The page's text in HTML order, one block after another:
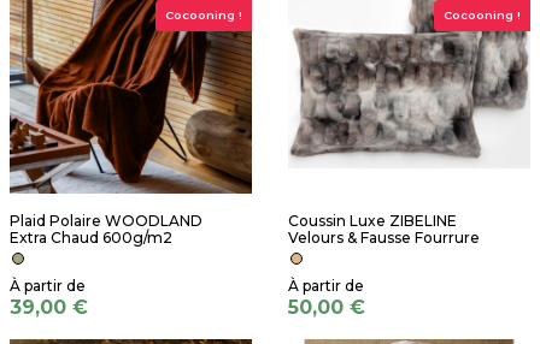
Cocooning !
Plaid Polaire WOODLAND
Extra Chaud 600g/m2
39,00 €
Cocooning !
Coussin Luxe ZIBELINE
Velours & Fausse Fourrure
50,00 €